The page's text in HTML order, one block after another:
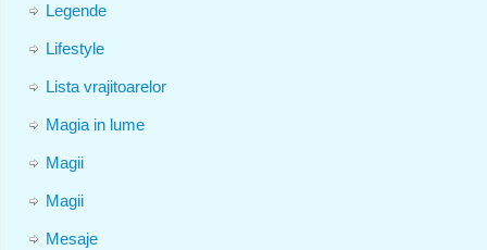
Legende
Lifestyle
Lista vrajitoarelor
Magia in lume
Magii
Magii
Mesaje